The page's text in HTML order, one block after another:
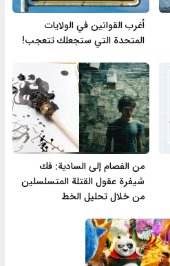
أغرب القوانين في الولايات
المتحدة التي ستجعلك تتعجب!
من الفصام إلى السادية: فك
شيفرة عقول القتلة المتسلسلين
من خلال تحليل الخط